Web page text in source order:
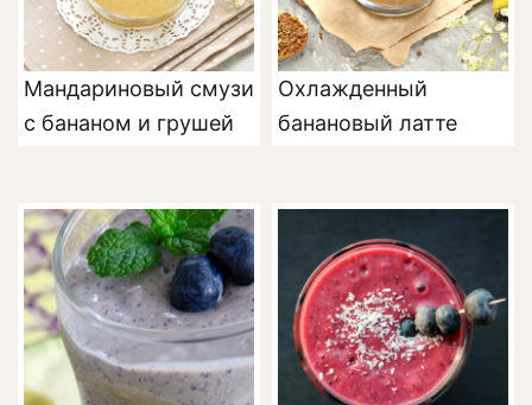
Мандариновый смузи
с бананом и грушей
Охлажденный
банановый латте